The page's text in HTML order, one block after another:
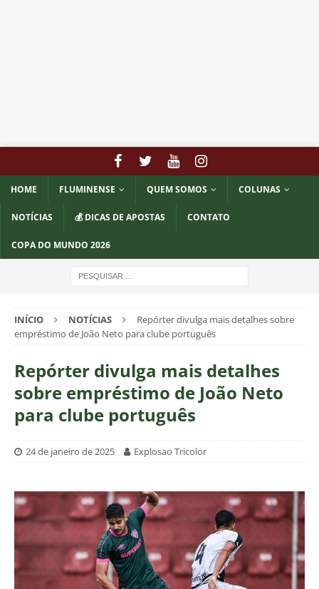
HOME FLUMINENSE QUEM SOMOS COLUNAS
NOTÍCIAS 💰 DICAS DE APOSTAS CONTATO
COPA DO MUNDO 2026
INÍCIO NOTÍCIAS
Repórter divulga mais detalhes sobre
empréstimo de João Neto para clube português
Repórter divulga mais detalhes
sobre empréstimo de João Neto
para clube português
24 de janeiro de 2025 Explosao Tricolor